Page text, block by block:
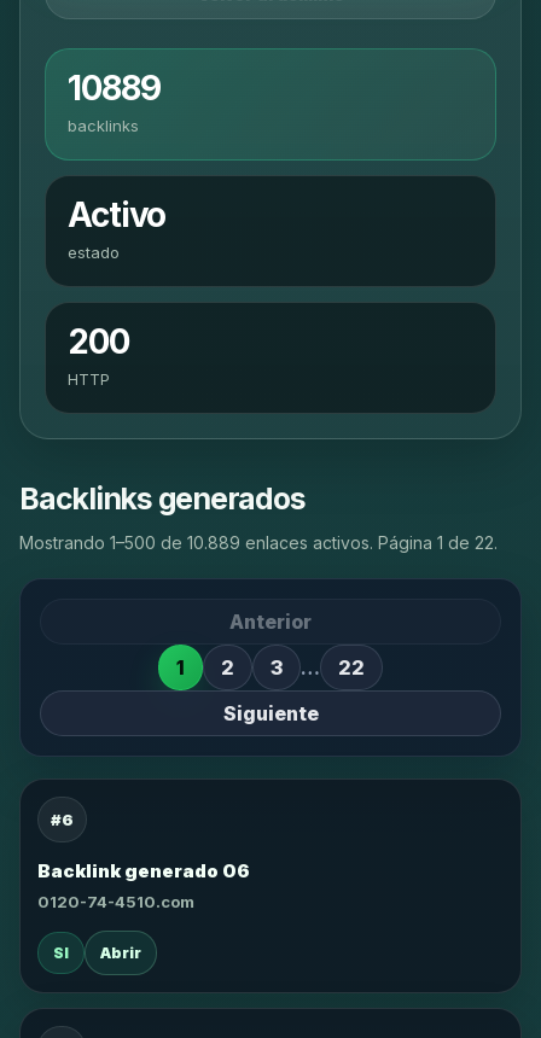
10889
backlinks
Activo
estado
200
HTTP
Backlinks generados
Mostrando 1–500 de 10.889 enlaces activos. Página 1 de 22.
Anterior
1
2 3 …
22
Siguiente
#6
Backlink generado 06
0120-74-4510.com
SI Abrir